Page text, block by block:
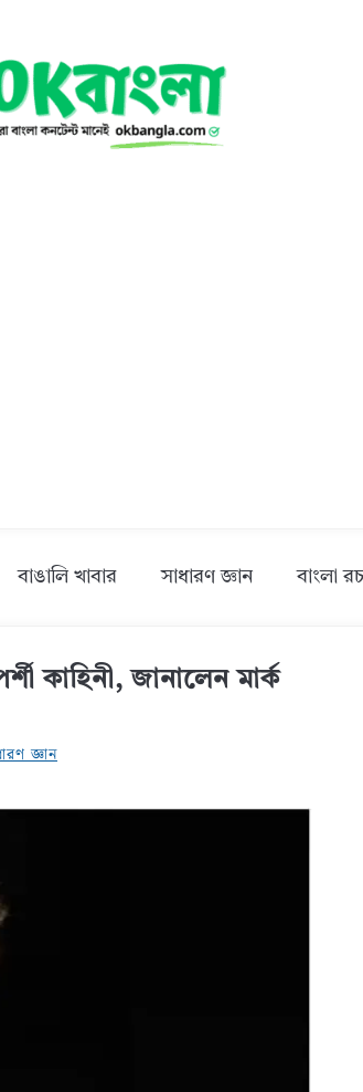
বাঙালি খাবার সাধারণ জ্ঞান বাংলা
কাহিনী, জানালেন মার্ক
জ্ঞান